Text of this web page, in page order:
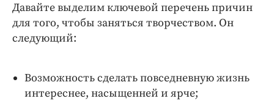
Давайте выделим ключевой перечень причин
для того, чтобы заняться творчеством. Он
следующий:
Возможность сделать повседневную жизнь
интереснее, насыщенней и ярче;